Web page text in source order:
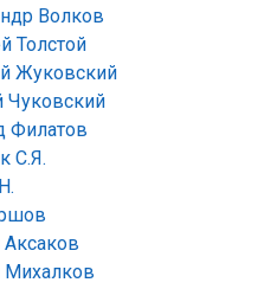
Волков
Толстой
Жуковский
Чуковский
Филатов
С.Я.
Аксаков
Михалков